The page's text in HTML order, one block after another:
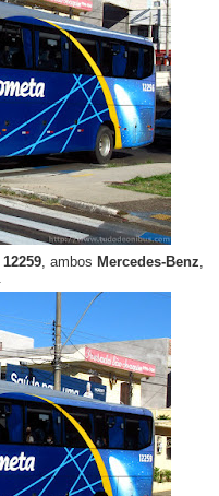
12259 , ambos Mercedes-Benz